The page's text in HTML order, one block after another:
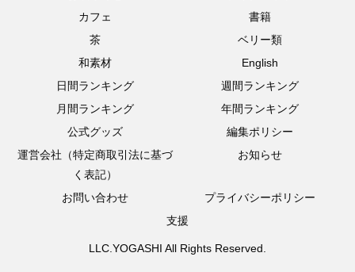
カフェ
書籍
茶
ベリー類
和素材
English
日間ランキング
週間ランキング
月間ランキング
年間ランキング
公式グッズ
編集ポリシー
運営会社（特定商取引法に基づ
く表記）
お知らせ
お問い合わせ
プライバシーポリシー
支援
LLC.YOGASHI All Rights Reserved.